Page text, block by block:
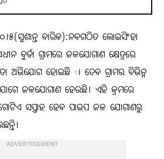
ବାରିକ):ନବଗଠିତ ଲୋଇସିଂହା
ବୁର୍ଡା ଗ୍ରାମରେ ଜଳଯୋଗାଣ କ୍ଷେତ୍ରରେ
ଅଭିଯୋଗ ହୋଇଛି ା ତେବ ଗ୍ରାମର ବିଭିନ୍ନ
ଜଳଯୋଗାଣ ହେଉଛି। ଏହି କ୍ରମରେ
ଗୋଟିଏ ସପ୍ତାହ ହେବ ପାଇପ ଜଳ ଯୋଗାଣରୁ
ADVERTISEMENT